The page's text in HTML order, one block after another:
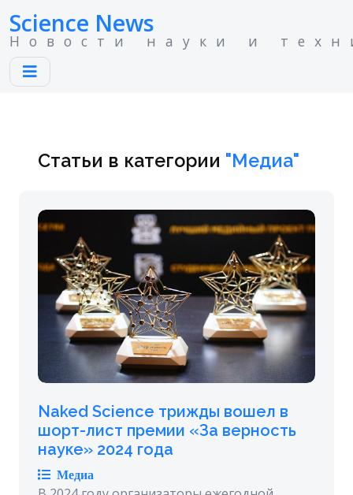
Science News
Новости науки и
Статьи в категории "Медиа"
Naked Science трижды вошел в
шорт-лист премии «За верность
науке» 2024 года
Медиа